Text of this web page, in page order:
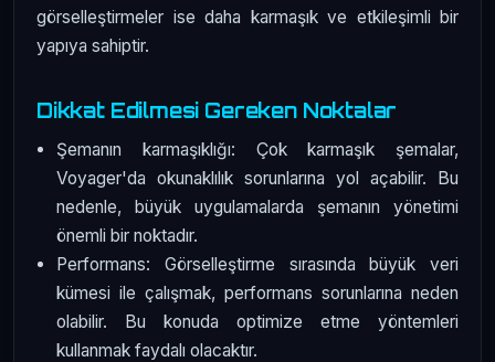
görselleştirmeler ise daha karmaşık ve etkileşimli bir
yapıya sahiptir.
Dikkat Edilmesi Gereken Noktalar
Şemanın karmaşıklığı: Çok karmaşık şemalar,
Voyager'da okunaklılık sorunlarına yol açabilir. Bu
nedenle, büyük uygulamalarda şemanın yönetimi
önemli bir noktadır.
Performans: Görselleştirme sırasında büyük veri
kümesi ile çalışmak, performans sorunlarına neden
olabilir. Bu konuda optimize etme yöntemleri
kullanmak faydalı olacaktır.